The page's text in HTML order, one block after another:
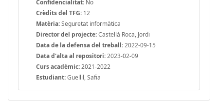
Confidencialitat: No
Crèdits del TFG: 12
Matèria:Seguretat informàtica
Director del projecte:Castellà Roca, Jordi
Data de la defensa del treball:2022-09-15
Data d'alta al repositori:2023-02-09
Curs acadèmic:2021-2022
Estudiant:Guellil, Safia